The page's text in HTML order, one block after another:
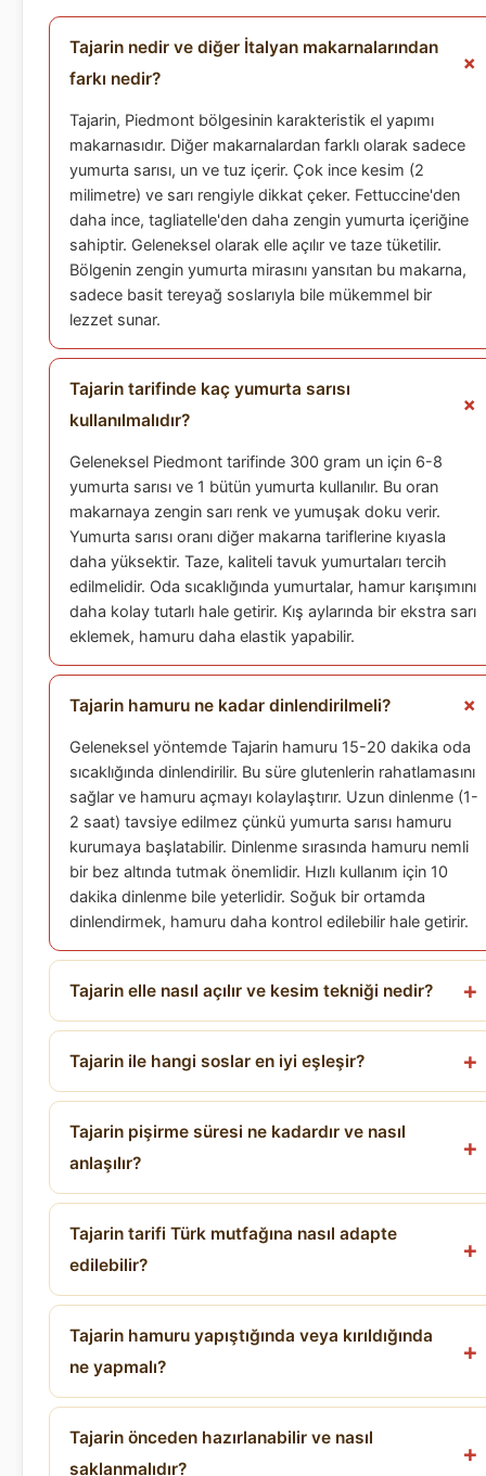
Tajarin nedir ve diğer İtalyan makarnalarından
farkı nedir?
Tajarin, Piedmont bölgesinin karakteristik el yapımı
makarnasıdır. Diğer makarnalardan farklı olarak sadece
yumurta sarısı, un ve tuz içerir. Çok ince kesim (2
milimetre) ve sarı rengiyle dikkat çeker. Fettuccine'den
daha ince, tagliatelle'den daha zengin yumurta içeriğine
sahiptir. Geleneksel olarak elle açılır ve taze tüketilir.
Bölgenin zengin yumurta mirasını yansıtan bu makarna,
sadece basit tereyağ soslarıyla bile mükemmel bir
lezzet sunar.
Tajarin tarifinde kaç yumurta sarısı
kullanılmalıdır?
Geleneksel Piedmont tarifinde 300 gram un için 6-8
yumurta sarısı ve 1 bütün yumurta kullanılır. Bu oran
makarnaya zengin sarı renk ve yumuşak doku verir.
Yumurta sarısı oranı diğer makarna tariflerine kıyasla
daha yüksektir. Taze, kaliteli tavuk yumurtaları tercih
edilmelidir. Oda sıcaklığında yumurtalar, hamur karışımını
daha kolay tutarlı hale getirir. Kış aylarında bir ekstra sarı
eklemek, hamuru daha elastik yapabilir.
Tajarin hamuru ne kadar dinlendirilmeli?
Geleneksel yöntemde Tajarin hamuru 15-20 dakika oda
sıcaklığında dinlendirilir. Bu süre glutenlerin rahatlamasını
sağlar ve hamuru açmayı kolaylaştırır. Uzun dinlenme (1-
2 saat) tavsiye edilmez çünkü yumurta sarısı hamuru
kurumaya başlatabilir. Dinlenme sırasında hamuru nemli
bir bez altında tutmak önemlidir. Hızlı kullanım için 10
dakika dinlenme bile yeterlidir. Soğuk bir ortamda
dinlendirmek, hamuru daha kontrol edilebilir hale getirir.
Tajarin elle nasıl açılır ve kesim tekniği nedir?
Tajarin ile hangi soslar en iyi eşleşir?
Tajarin pişirme süresi ne kadardır ve nasıl
anlaşılır?
Tajarin tarifi Türk mutfağına nasıl adapte
edilebilir?
Tajarin hamuru yapıştığında veya kırıldığında
ne yapmalı?
Tajarin önceden hazırlanabilir ve nasıl
saklanmalıdır?